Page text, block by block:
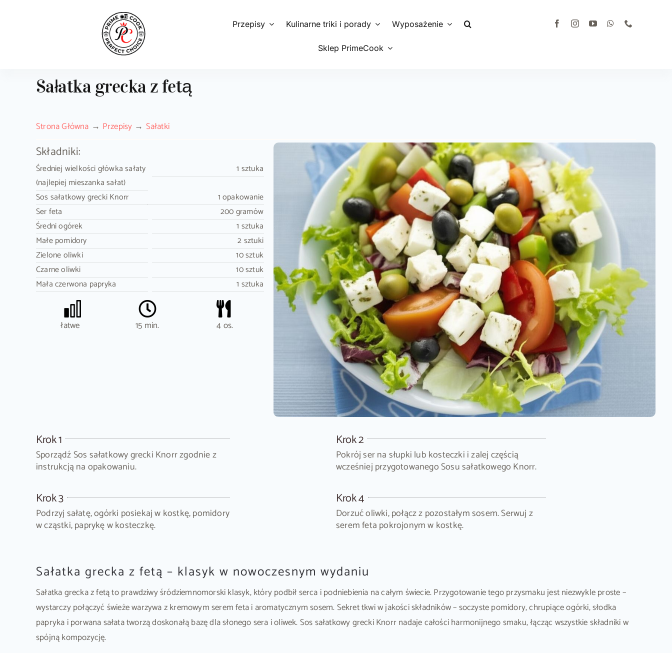
Przepisy Kulinarne triki i porady Wyposażenie
Sklep PrimeCook
Sałatka grecka z fetą
Strona Główna Przepisy Sałatki
Składniki:
Średniej wielkości główka sałaty
(najlepiej mieszanka sałat)
1 sztuka
Sos sałatkowy grecki Knorr
1 opakowanie
Ser feta
200 gramów
Średni ogórek
1 sztuka
Małe pomidory
2 sztuki
Zielone oliwki
10 sztuk
Czarne oliwki
10 sztuk
Mała czerwona papryka
1 sztuka
łatwe 15 min. 4 os.
Krok 1
Sporządź Sos sałatkowy grecki Knorr zgodnie z
instrukcją na opakowaniu.
Krok 2
Pokrój ser na słupki lub kosteczki i zalej częścią
wcześniej przygotowanego Sosu sałatkowego Knorr.
Krok 3
Podrzyj sałatę, ogórki posiekaj w kostkę, pomidory
w cząstki, paprykę w kosteczkę.
Krok 4
Dorzuć oliwki, połącz z pozostałym sosem. Serwuj z
serem feta pokrojonym w kostkę.
Sałatka grecka z fetą – klasyk w nowoczesnym wydaniu
Sałatka grecka z fetą to prawdziwy śródziemnomorski klasyk, który podbił serca i podniebienia na całym świecie. Przygotowanie tego przysmaku jest niezwykle proste –
wystarczy połączyć świeże warzywa z kremowym serem feta i aromatycznym sosem. Sekret tkwi w jakości składników – soczyste pomidory, chrupiące ogórki, słodka
papryka i porwana sałata tworzą doskonałą bazę dla słonego sera i oliwek. Sos sałatkowy grecki Knorr nadaje całości harmonijnego smaku, łącząc wszystkie składniki w
spójną kompozycję.